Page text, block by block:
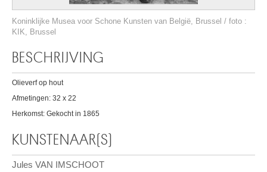
Koninklijke Musea voor Schone Kunsten van België, Brussel / foto :
KIK, Brussel
BESCHRIJVING
Olieverf op hout
Afmetingen: 32 x 22
Herkomst: Gekocht in 1865
KUNSTENAAR(S)
Jules VAN IMSCHOOT